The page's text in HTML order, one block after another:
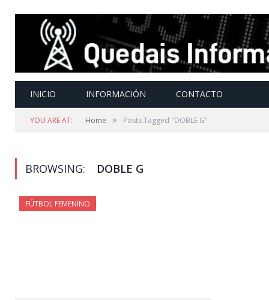
INICIO INFORMACIÓN CONTACTO
YOU ARE AT: Home » Posts Tagged "DOBLE G"
BROWSING: DOBLE G
FÚTBOL FEMENINO